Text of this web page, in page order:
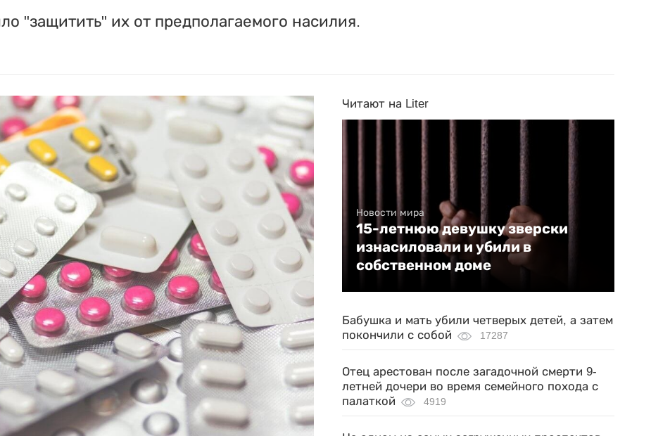
"защитить" их от предполагаемого насилия.
Читают на Liter
Новости мира
15-летнюю девушку зверски
изнасиловали и убили в
собственном доме
Бабушка и мать убили четверых детей, а затем
покончили с собой
17287
Отец арестован после загадочной смерти 9-
летней дочери во время семейного похода с
палаткой
4919